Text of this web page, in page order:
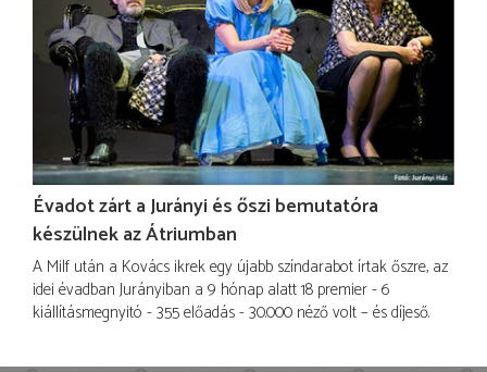
Évadot zárt a Jurányi és őszi bemutatóra
készülnek az Átriumban
A Milf után a Kovács ikrek egy újabb színdarabot írtak őszre, az
idei évadban Jurányiban a 9 hónap alatt 18 premier - 6
kiállításmegnyitó - 355 előadás - 30.000 néző volt – és díjeső.